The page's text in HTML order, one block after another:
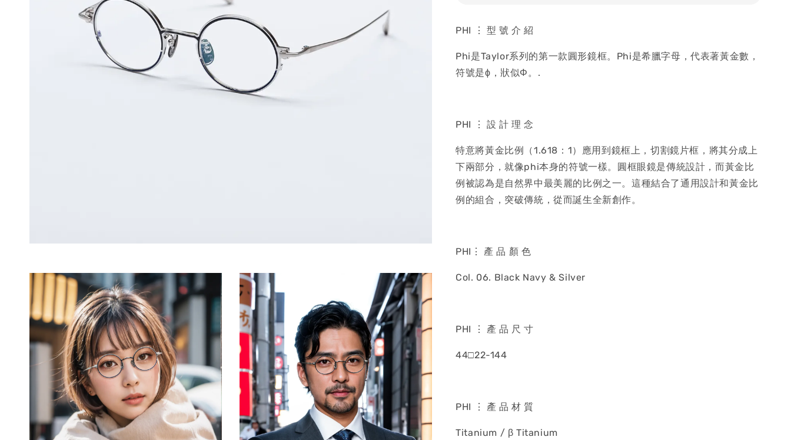
PHI ⋮ 型 號 介 紹
Phi是Taylor系列的第一款圓形鏡框。Phi是希臘字母，代表著黃金數，
符號是ϕ，狀似Φ。.
PHI ⋮ 設 計 理 念
特意將黃金比例（1.618：1）應用到鏡框上，切割鏡片框，將其分成上
下兩部分，就像phi本身的符號一樣。圓框眼鏡是傳統設計，而黃金比
例被認為是自然界中最美麗的比例之一。這種結合了通用設計和黃金比
例的組合，突破傳統，從而誕生全新創作。
PHI⋮ 產 品 顏 色
Col. 06. Black Navy & Silver
PHI ⋮ 產 品 尺 寸
44□22-144
PHI ⋮ 產 品 材 質
Titanium / β Titanium